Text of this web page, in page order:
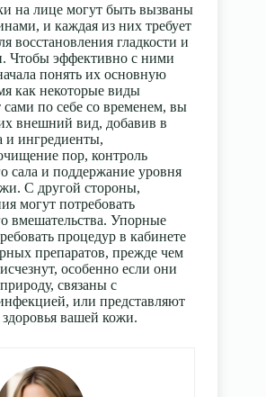
на лице могут быть вызваны
и каждая из них требует
восстановления гладкости и
Чтобы эффективно с ними
понять их основную
как некоторые виды
сами по себе со временем, вы
внешний вид, добавив в
и ингредиенты,
пор, контроль
сала и поддержание уровня
С другой стороны,
могут потребовать
вмешательства. Упорные
процедур в кабинете
препаратов, прежде чем
особенно если они
связаны с
или представляют
вашей кожи.